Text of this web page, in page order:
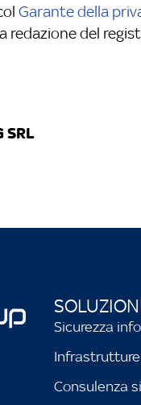
Garante della
redazione del
SRL
Sicurezza
Consulenza